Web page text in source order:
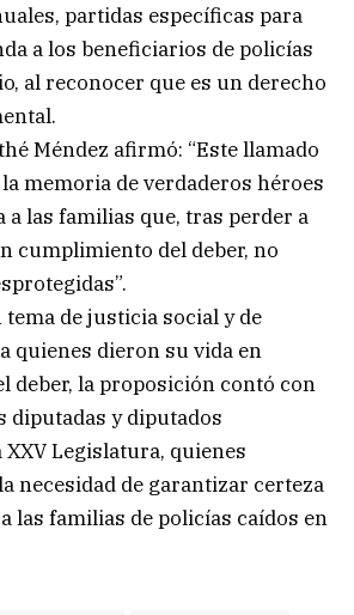
partidas específicas para
a los beneficiarios de policías
al reconocer que es un derecho
Méndez afirmó: “Este llamado
memoria de verdaderos héroes
a las familias que, tras perder a
cumplimiento del deber, no
de justicia social y de
quienes dieron su vida en
deber, la proposición contó con
diputadas y diputados
Legislatura, quienes
necesidad de garantizar certeza
las familias de policías caídos en